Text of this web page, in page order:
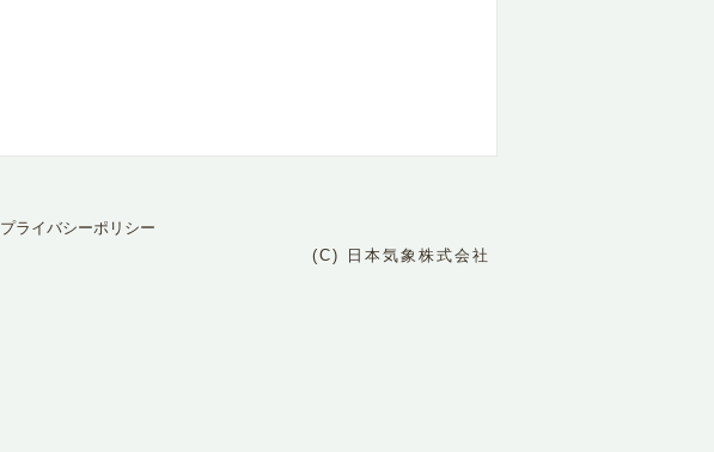
プライバシーポリシー
(C) 日本気象株式会社